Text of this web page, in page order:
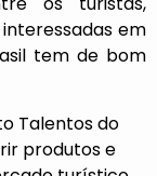
em
tem de bom
Talentos do
produtos e